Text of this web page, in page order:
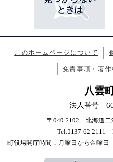
このホームページについて
免責事項・著作
八雲
法人番号
〒049-3192 北海道二
Tel:0137-62-2111
町役場開庁時間：月曜日から金曜